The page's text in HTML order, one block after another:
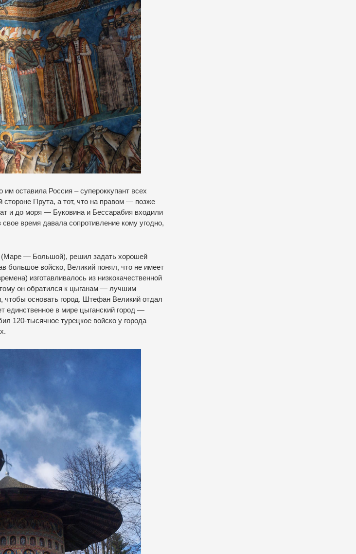
оставила Россия – супероккупант всех
стороне Прута, а тот, что на правом — позже
и до моря — Буковина и Бессарабия входили
время давала сопротивление кому угодно,
— Большой), решил задать хорошей
большое войско, Великий понял, что не имеет
изготавливалось из низкокачественной
он обратился к цыганам — лучшим
чтобы основать город. Штефан Великий отдал
единственное в мире цыганский город —
120-тысячное турецкое войско у города